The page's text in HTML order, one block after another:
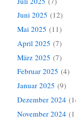
Juni 2025 (12)
Mai 2025 (11)
April 2025 (7)
März 2025 (7)
Februar 2025 (4)
Januar 2025 (9)
Dezember 2024
November 2024